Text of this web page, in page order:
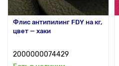
Флис антипилинг FDY на кг,
цвет — хаки
2000000074429